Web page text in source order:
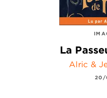
La
Alric &
20/